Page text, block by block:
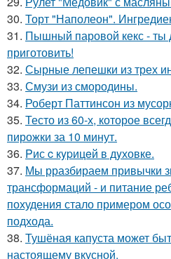
30. Торт "Наполеон".
31. Пышный паровой кекс - ты
приготовить!
32. Сырные лепешки из трех
33. Смузи из смородины.
34. Роберт Паттинсон из
35. Тесто из 60-х, которое
пирожки за 10 минут.
36. Pис c кypицeй в дyховке.
37. Мы рразбираем привычки
трансформаций - и питание
похудения стало примером
подхода.
38. Тушёная капуста может
настоящему вкусной.